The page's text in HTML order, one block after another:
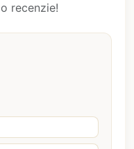
recenzie!